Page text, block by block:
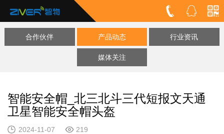
合作伙伴 产品动态 行业资讯
媒体关注
智能安全帽_北三北斗三代短报文天通
卫星智能安全帽头盔
2024-11-07 219